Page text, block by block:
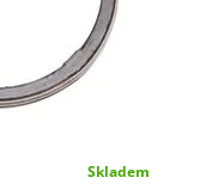
Skladem